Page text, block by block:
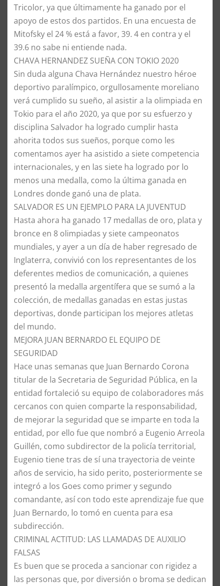
Tricolor, ya que últimamente ha ganado por el
apoyo de estos dos partidos. En una encuesta de
Mitofsky el 24 % está a favor, 39. 4 en contra y el
39.6 no sabe ni entiende nada.
​CHAVA HERNANDEZ SUEÑA CON TOKIO 2020
​Sin duda alguna Chava Hernández nuestro héroe
deportivo paralímpico, orgullosamente moreliano
verá cumplido su sueño, al asistir a la olimpiada en
Tokio para el año 2020, ya que por su esfuerzo y
disciplina Salvador ha logrado cumplir hasta
ahorita todos sus sueños, porque como les
comentamos ayer ha asistido a siete competencia
internacionales, y en las siete ha logrado por lo
menos una medalla, como la última ganada en
Londres donde ganó una de plata.
​SALVADOR ES UN EJEMPLO PARA LA JUVENTUD
​Hasta ahora ha ganado 17 medallas de oro, plata y
bronce en 8 olimpiadas y siete campeonatos
mundiales, y ayer a un día de haber regresado de
Inglaterra, convivió con los representantes de los
deferentes medios de comunicación, a quienes
presentó la medalla argentífera que se sumó a la
colección, de medallas ganadas en estas justas
deportivas, donde participan los mejores atletas
del mundo.
​MEJORA JUAN BERNARDO EL EQUIPO DE
SEGURIDAD
​Hace unas semanas que Juan Bernardo Corona
titular de la Secretaria de Seguridad Pública, en la
entidad fortaleció su equipo de colaboradores más
cercanos con quien comparte la responsabilidad,
de mejorar la seguridad que se imparte en toda la
entidad, por ello fue que nombró a Eugenio Arreola
Guillén, como subdirector de la policía territorial,
Eugenio tiene tras de sí una trayectoria de veinte
años de servicio, ha sido perito, posteriormente se
integró a los Goes como primer y segundo
comandante, así con todo este aprendizaje fue que
Juan Bernardo, lo tomó en cuenta para esa
subdirección.
​CRIMINAL ACTITUD: LAS LLAMADAS DE AUXILIO
FALSAS
​Es buen que se proceda a sancionar con rigidez a
las personas que, por diversión o broma se dedican